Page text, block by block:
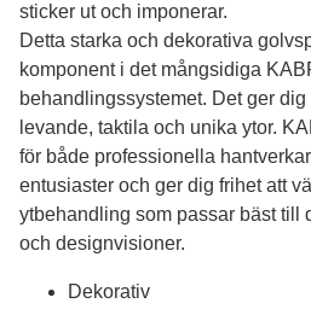
sticker ut och imponerar.
Detta starka och dekorativa
komponent i det mångsidiga
behandlingssystemet. Det ger
levande, taktila och unika ytor.
för både professionella
entusiaster och ger dig frihet att
ytbehandling som passar bäst till
och designvisioner.
Dekorativ